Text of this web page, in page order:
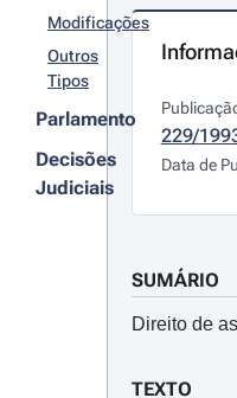
Modificações
Outros
Tipos
Parlamento
Decisões
Judiciais
229/
Data de
SUMÁRIO
Direito de
TEXTO